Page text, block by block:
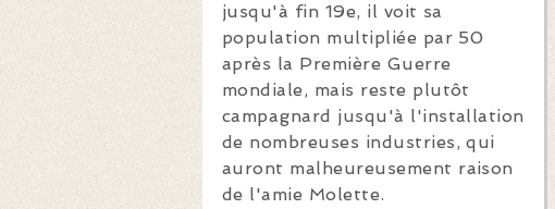
jusqu'à fin 19e, il voit sa
population multipliée par 50
après la Première Guerre
mondiale, mais reste plutôt
campagnard jusqu'à l'installation
de nombreuses industries, qui
auront malheureusement raison
de l'amie Molette.